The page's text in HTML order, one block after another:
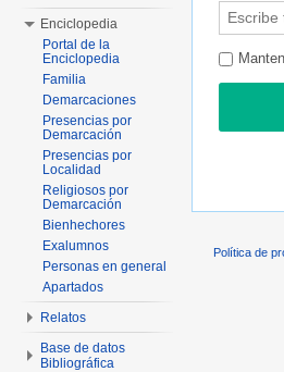
Enciclopedia
Portal de la
Enciclopedia
Familia
Demarcaciones
Presencias por
Demarcación
Presencias por
Localidad
Religiosos por
Demarcación
Bienhechores
Exalumnos
Personas en general
Apartados
Relatos
Base de datos
Bibliográfica
Política de